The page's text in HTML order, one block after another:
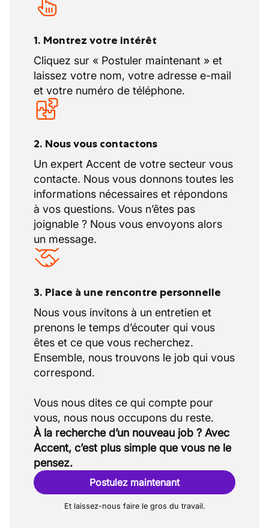
1. Montrez votre intérêt
Cliquez sur « Postuler maintenant » et
laissez votre nom, votre adresse e-mail
et votre numéro de téléphone.
2. Nous vous contactons
Un expert Accent de votre secteur vous
contacte. Nous vous donnons toutes les
informations nécessaires et répondons
à vos questions. Vous n’êtes pas
joignable ? Nous vous envoyons alors
un message.
3. Place à une rencontre personnelle
Nous vous invitons à un entretien et
prenons le temps d’écouter qui vous
êtes et ce que vous recherchez.
Ensemble, nous trouvons le job qui vous
correspond.
Vous nous dites ce qui compte pour
À la recherche d’un nouveau job ? Avec
Accent, c’est plus simple que vous ne le
pensez.
Postulez maintenant
Et laissez-nous faire le gros du travail.